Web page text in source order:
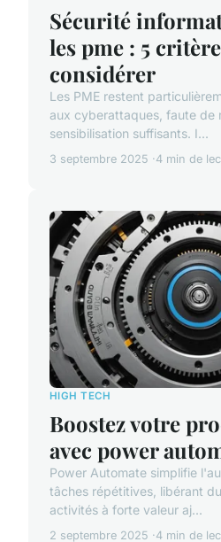
Sécurité
les pme : 5
considérer
Les PME restent
aux cyberattaques, faute de
sensibilisation suffisants. I...
3 septembre 2025 4 min de
HIGH TECH
Boostez votre
avec power
Power Automate simplifie
tâches répétitives, libérant
activités à forte valeur aj...
2 septembre 2025 4 min de